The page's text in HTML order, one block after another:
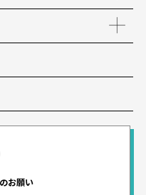
お願い